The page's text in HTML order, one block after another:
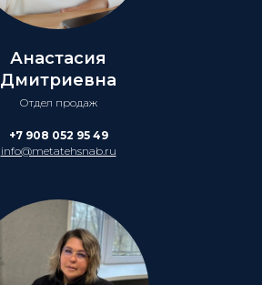
Анастасия
Дмитриевна
Отдел продаж
+7 908 052 95 49
info@metatehsnab.ru